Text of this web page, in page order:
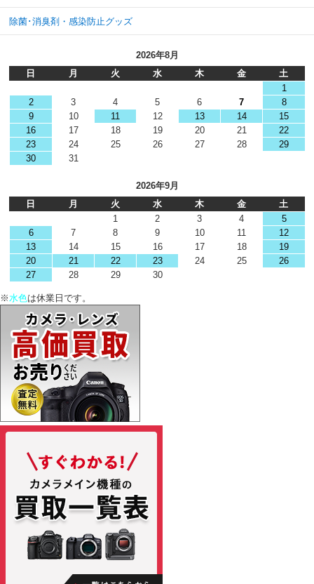
除菌･消臭剤・感染防止グッズ
2026年8月
日
月 火 水 木 金
土
1
2
3 4 5 6 7
8
9
10 11 12 13 14
15
16
17 18 19 20 21
22
23
24 25 26 27 28
29
30
31
2026年9月
日
月 火 水 木 金
土
1
2 3 4
5
6
7 8 9 10 11
12
13
14 15 16 17 18
19
20
21 22 23 24 25
26
27
28 29 30
※水色は休業日です。